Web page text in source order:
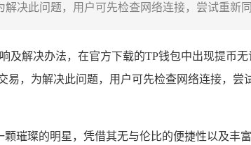
决此问题，用户可先检查网络连接，尝试重新
及解决办法，在官方下载的TP钱包中出现提币
，为解决此问题，用户可先检查网络连接，
璀璨的明星，凭借其无与伦比的便捷性以及